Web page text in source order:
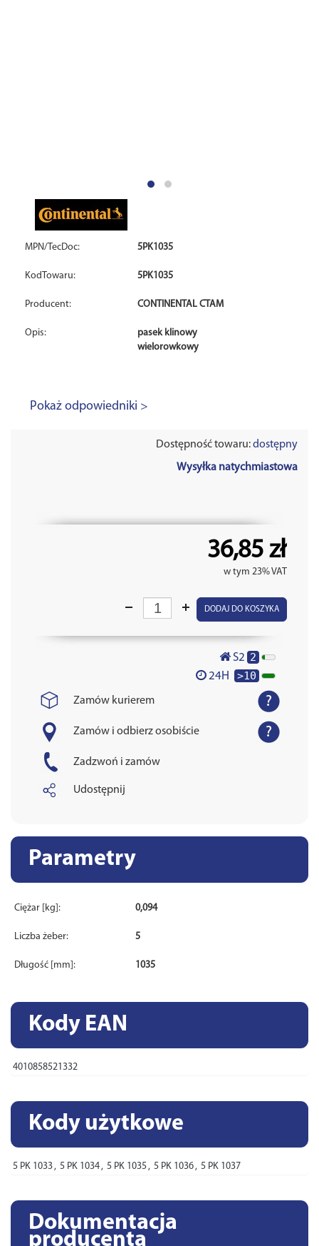
MPN/TecDoc: 5PK1035
KodTowaru: 5PK1035
Producent: CONTINENTAL CTAM
Opis:
pasek klinowy
wielorowkowy
Pokaż odpowiedniki >
Dostępność towaru:dostępny
Wysyłka natychmiastowa
36,85 zł
w tym 23% VAT
DODAJ DO KOSZYKA
S2 2
24H >10
Zamów kurierem
Zamów i odbierz osobiście
Zadzwoń i zamów
Udostępnij
Parametry
Ciężar [kg]: 0,094
Liczba żeber: 5
Długość [mm]: 1035
Kody EAN
4010858521332
Kody użytkowe
5 PK 1033, 5 PK 1034, 5 PK 1035, 5 PK 1036, 5 PK 1037
Dokumentacja
producenta